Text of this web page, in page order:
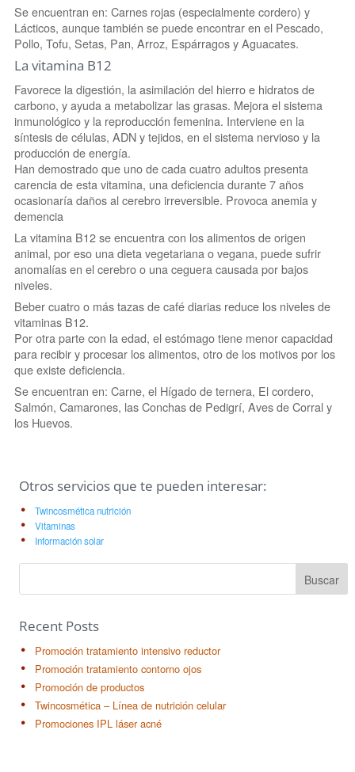
Se encuentran en: Carnes rojas (especialmente cordero) y
Lácticos, aunque también se puede encontrar en el Pescado,
Pollo, Tofu, Setas, Pan, Arroz, Espárragos y Aguacates.
La vitamina B12
Favorece la digestión, la asimilación del hierro e hidratos de
carbono, y ayuda a metabolizar las grasas. Mejora el sistema
inmunológico y la reproducción femenina. Interviene en la
síntesis de células, ADN y tejidos, en el sistema nervioso y la
producción de energía.
Han demostrado que uno de cada cuatro adultos presenta
carencia de esta vitamina, una deficiencia durante 7 años
ocasionaría daños al cerebro irreversible. Provoca anemia y
demencia
La vitamina B12 se encuentra con los alimentos de origen
animal, por eso una dieta vegetariana o vegana, puede sufrir
anomalías en el cerebro o una ceguera causada por bajos
niveles.
Beber cuatro o más tazas de café diarias reduce los niveles de
vitaminas B12.
Por otra parte con la edad, el estómago tiene menor capacidad
para recibir y procesar los alimentos, otro de los motivos por los
que existe deficiencia.
Se encuentran en: Carne, el Hígado de ternera, El cordero,
Salmón, Camarones, las Conchas de Pedigrí, Aves de Corral y
los Huevos.
Otros servicios que te pueden interesar:
Twincosmética nutrición
Vitaminas
Información solar
Buscar
Recent Posts
Promoción tratamiento intensivo reductor
Promoción tratamiento contorno ojos
Promoción de productos
Twincosmética – Línea de nutrición celular
Promociones IPL láser acné